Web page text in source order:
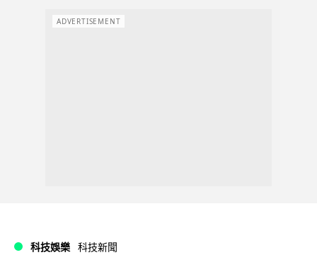
ADVERTISEMENT
科技娛樂 科技新聞